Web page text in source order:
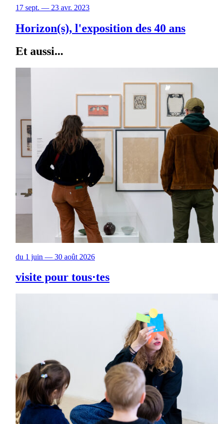
17 sept. — 23 avr. 2023
Horizon(s), l'exposition des 40 ans
Et aussi...
du 1 juin — 30 août 2026
visite pour tous·tes